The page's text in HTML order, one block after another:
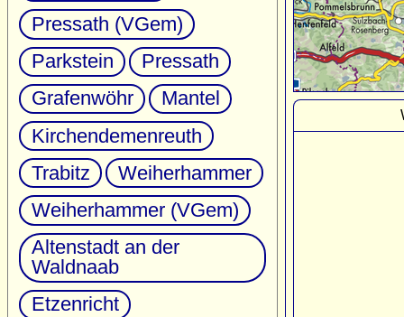
Pressath (VGem)
Parkstein
Pressath
Grafenwöhr
Mantel
Kirchendemenreuth
Trabitz
Weiherhammer
Weiherhammer (VGem)
Altenstadt an der
Waldnaab
Etzenricht